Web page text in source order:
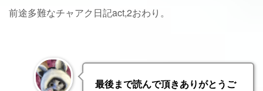
前途多難なチャアク日記act,2おわり。
最後まで読んで頂きありがとうご